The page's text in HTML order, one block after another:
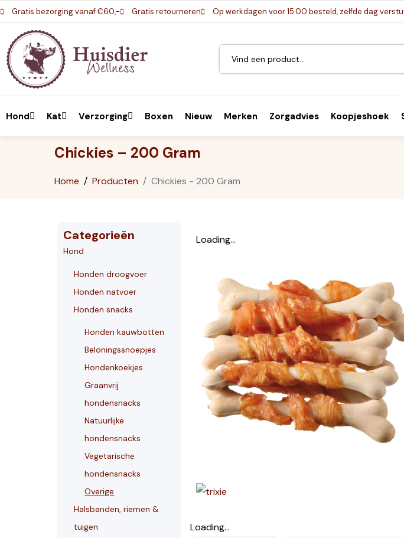
Gratis bezorging vanaf €60,- Gratis retourneren Op werkdagen voor 15.00 besteld, zelfde dag
Hond Kat Verzorging Boxen Nieuw Merken Zorgadvies Koopjeshoek
Chickies – 200 Gram
Home Producten Chickies - 200 Gram
Categorieën
Hond
Honden droogvoer
Honden natvoer
Honden snacks
Honden kauwbotten
Beloningssnoepjes
Hondenkoekjes
Graanvrij
hondensnacks
Natuurlijke
hondensnacks
Vegetarische
hondensnacks
Overige
Halsbanden, riemen &
tuigen
Loading...
Loading...